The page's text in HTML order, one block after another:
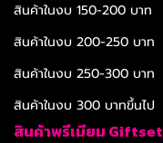
สินค้าในงบ 150-200 บาท
สินค้าในงบ 200-250 บาท
สินค้าในงบ 250-300 บาท
สินค้าในงบ 300 บาทขึ้นไป
สินค้าพรีเมียม Giftset